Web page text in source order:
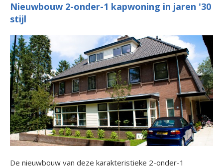
Nieuwbouw 2-onder-1 kapwoning in jaren '30
stijl
De nieuwbouw van deze karakteristieke 2-onder-1